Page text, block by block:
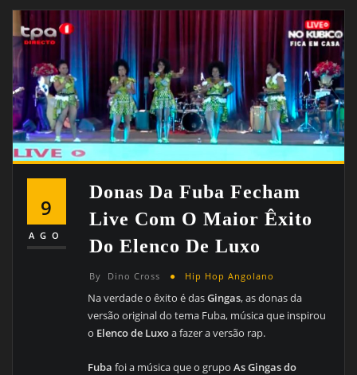
9
AGO
Donas Da Fuba Fecham
Live Com O Maior Êxito
Do Elenco De Luxo
By Dino Cross Hip Hop Angolano
Na verdade o êxito é dasGingas, as donas da
versão original do tema Fuba, música que inspirou
o Elenco de Luxoa fazer a versão rap.
Fuba foi a música que o grupoAs Gingas do